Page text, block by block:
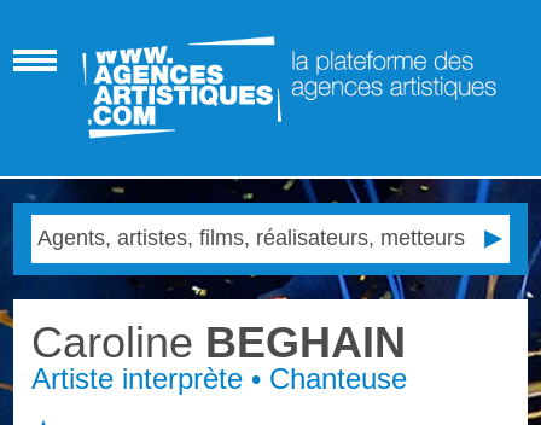
Caroline BEGHAIN
Artiste interprète • Chanteuse